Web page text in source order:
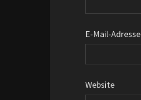
E-Mail-Adresse
Website